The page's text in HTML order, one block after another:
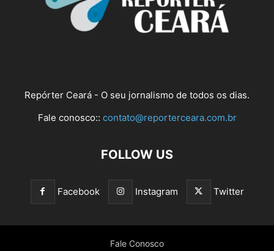
Repórter Ceará - O seu jornalismo de todos os dias.
Fale conosco:: contato@reporterceara.com.br
FOLLOW US
Facebook Instagram Twitter
Fale Conosco